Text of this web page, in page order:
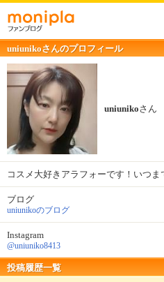
uniunikoさんのプロフィール
uniunikoさん
コスメ大好きアラフォーです！いつま
ブログ
uniunikoのブログ
Instagram
@uniuniko8413
投稿履歴一覧